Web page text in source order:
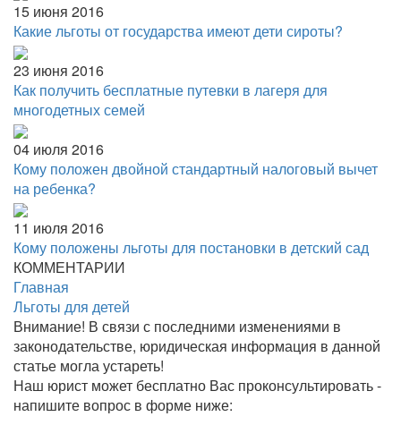
15 июня 2016
Какие льготы от государства имеют дети сироты?
23 июня 2016
Как получить бесплатные путевки в лагеря для
многодетных семей
04 июля 2016
Кому положен двойной стандартный налоговый вычет
на ребенка?
11 июля 2016
Кому положены льготы для постановки в детский сад
КОММЕНТАРИИ
Главная
Льготы для детей
Внимание! В связи с последними изменениями в
законодательстве, юридическая информация в данной
статье могла устареть!
Наш юрист может бесплатно Вас проконсультировать -
напишите вопрос в форме ниже: